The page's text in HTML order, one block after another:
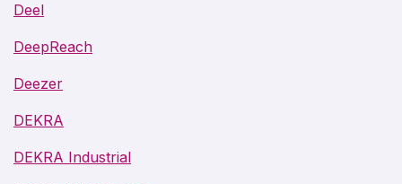
Deel
DeepReach
Deezer
DEKRA
DEKRA Industrial